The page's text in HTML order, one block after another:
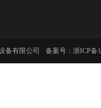
备有限公司 备案号： 浙ICP备